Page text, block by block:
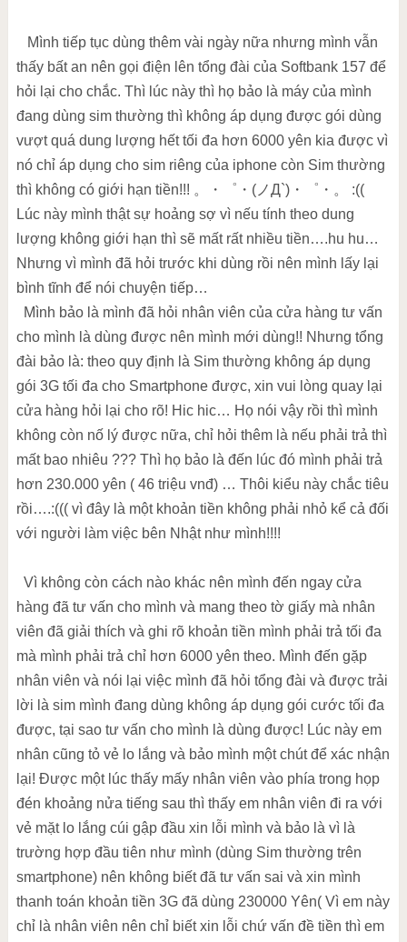
Mình tiếp tục dùng thêm vài ngày nữa nhưng mình vẫn
thấy bất an nên gọi điện lên tổng đài của Softbank 157 để
hỏi lại cho chắc. Thì lúc này thì họ bảo là máy của mình
đang dùng sim thường thì không áp dụng được gói dùng
vượt quá dung lượng hết tối đa hơn 6000 yên kia được vì
nó chỉ áp dụng cho sim riêng của iphone còn Sim thường
thì không có giới hạn tiền!!! 。・゜・(ノД`)・゜・。 :((
Lúc này mình thật sự hoảng sợ vì nếu tính theo dung
lượng không giới hạn thì sẽ mất rất nhiều tiền….hu hu…
Nhưng vì mình đã hỏi trước khi dùng rồi nên mình lấy lại
bình tĩnh để nói chuyện tiếp…
Mình bảo là mình đã hỏi nhân viên của cửa hàng tư vấn
cho mình là dùng được nên mình mới dùng!! Nhưng tổng
đài bảo là: theo quy định là Sim thường không áp dụng
gói 3G tối đa cho Smartphone được, xin vui lòng quay lại
cửa hàng hỏi lại cho rõ! Hic hic… Họ nói vậy rồi thì mình
không còn nố lý được nữa, chỉ hỏi thêm là nếu phải trả thì
mất bao nhiêu ??? Thì họ bảo là đến lúc đó mình phải trả
hơn 230.000 yên ( 46 triệu vnđ) … Thôi kiểu này chắc tiêu
rồi….:((( vì đây là một khoản tiền không phải nhỏ kể cả đối
với người làm việc bên Nhật như mình!!!!
Vì không còn cách nào khác nên mình đến ngay cửa
hàng đã tư vấn cho mình và mang theo tờ giấy mà nhân
viên đã giải thích và ghi rõ khoản tiền mình phải trả tối đa
mà mình phải trả chỉ hơn 6000 yên theo. Mình đến gặp
nhân viên và nói lại việc mình đã hỏi tổng đài và được trải
lời là sim mình đang dùng không áp dụng gói cước tối đa
được, tại sao tư vấn cho mình là dùng được! Lúc này em
nhân cũng tỏ vẻ lo lắng và bảo mình một chút để xác nhận
lại! Được một lúc thấy mấy nhân viên vào phía trong họp
đén khoảng nửa tiếng sau thì thấy em nhân viên đi ra với
vẻ mặt lo lắng cúi gập đầu xin lỗi mình và bảo là vì là
trường hợp đầu tiên như mình (dùng Sim thường trên
smartphone) nên không biết đã tư vấn sai và xin mình
thanh toán khoản tiền 3G đã dùng 230000 Yên( Vì em này
chỉ là nhân viên nên chỉ biết xin lỗi chứ vấn đề tiền thì em